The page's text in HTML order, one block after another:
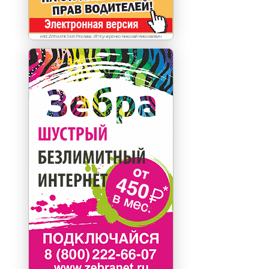
erid:2VfnxxhKSem Реклама. ИП Кучеренко Николай Николаевич